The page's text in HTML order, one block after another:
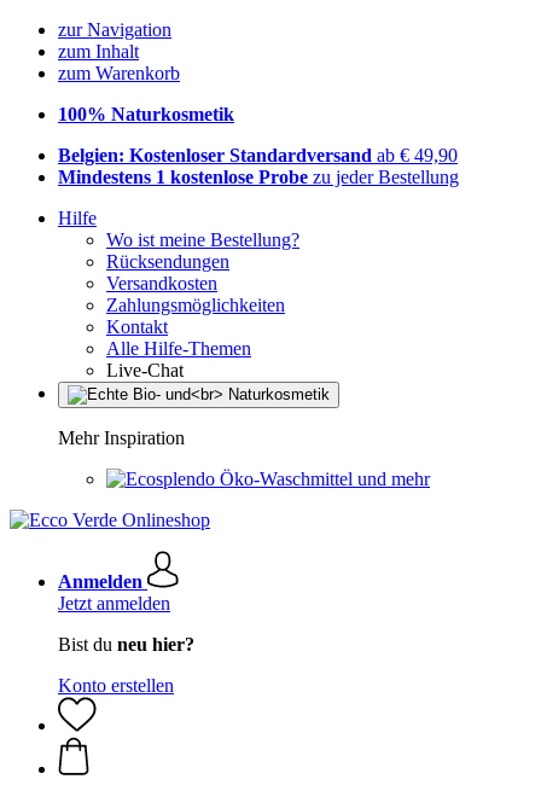
zur Navigation
zum Inhalt
zum Warenkorb
100% Naturkosmetik
Belgien: Kostenloser Standardversand ab € 49,90
Mindestens 1 kostenlose Probe zu jeder Bestellung
Hilfe
Wo ist meine Bestellung?
Rücksendungen
Versandkosten
Zahlungsmöglichkeiten
Kontakt
Alle Hilfe-Themen
Live-Chat
Mehr Inspiration
Öko-Waschmittel und mehr
Anmelden
Jetzt anmelden
Bist du neu hier?
Konto erstellen